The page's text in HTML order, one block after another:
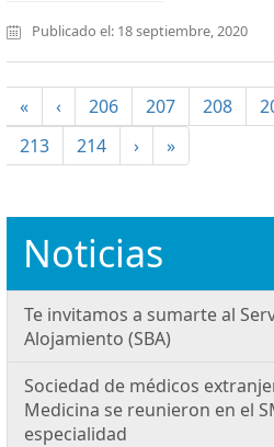
Publicado el: 18 septiembre, 2020
« ‹ 206 207 208
213
214 › »
Noticias
Te invitamos a sumarte al
Alojamiento (SBA)
Sociedad de médicos
Medicina se reunieron en el
especialidad